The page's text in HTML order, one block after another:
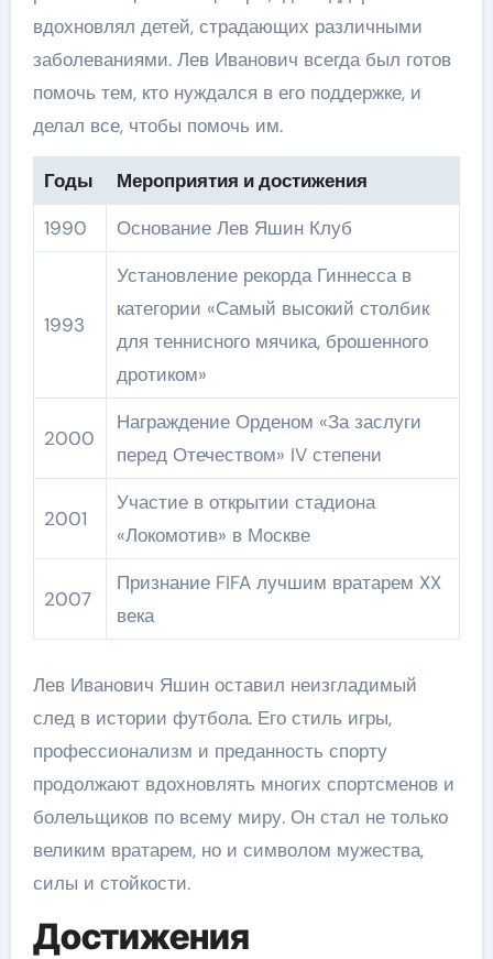
вдохновлял детей, страдающих различными
заболеваниями. Лев Иванович всегда был готов
помочь тем, кто нуждался в его поддержке, и
делал все, чтобы помочь им.
Годы
Мероприятия и достижения
1990
Основание Лев Яшин Клуб
1993
Установление рекорда Гиннесса в
категории «Самый высокий столбик
для теннисного мячика, брошенного
дротиком»
2000
Награждение Орденом «За заслуги
перед Отечеством» IV степени
2001
Участие в открытии стадиона
«Локомотив» в Москве
2007
Признание FIFA лучшим вратарем XX
века
Лев Иванович Яшин оставил неизгладимый
след в истории футбола. Его стиль игры,
профессионализм и преданность спорту
продолжают вдохновлять многих спортсменов и
болельщиков по всему миру. Он стал не только
великим вратарем, но и символом мужества,
силы и стойкости.
Достижения